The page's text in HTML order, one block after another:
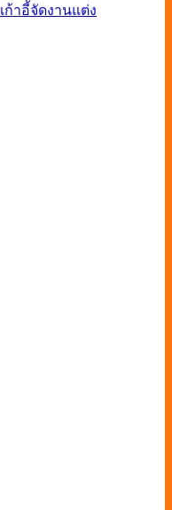
เก้าอี้จัดงานแต่ง